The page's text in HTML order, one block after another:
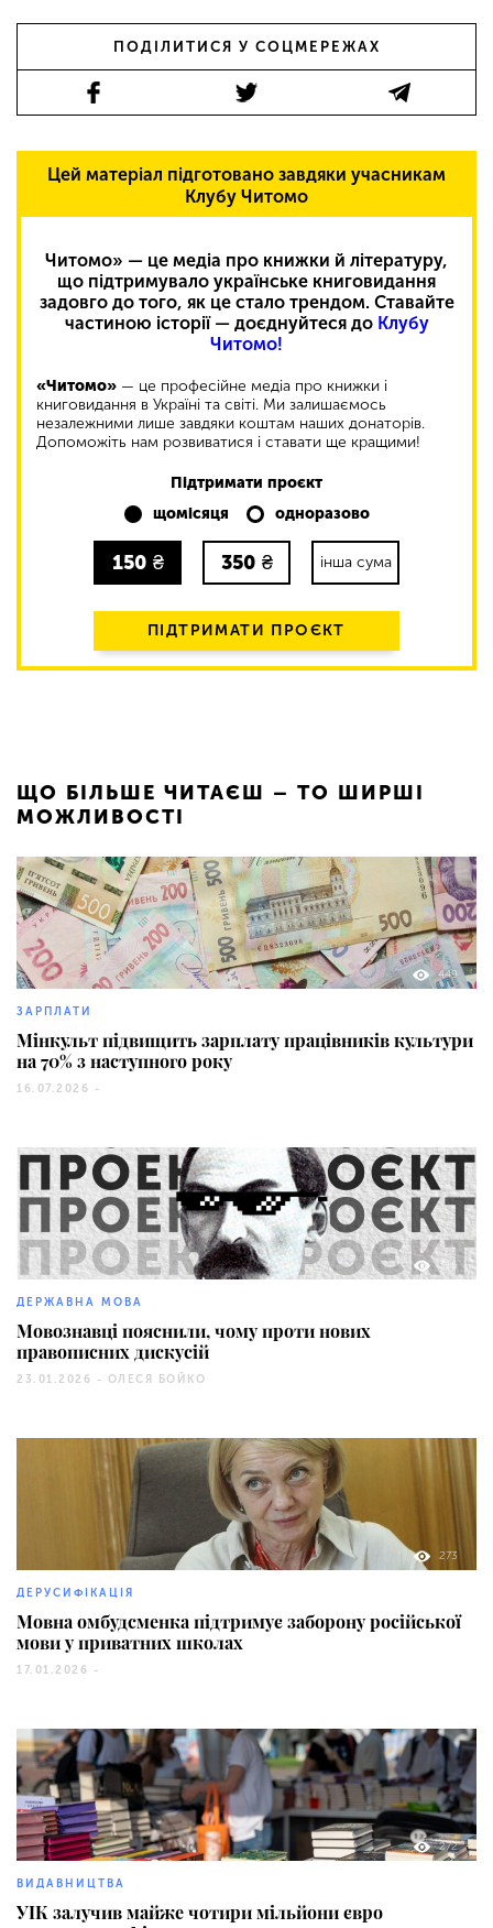
ПОДІЛИТИСЯ У СОЦМЕРЕЖАХ
Цей матеріал підготовано завдяки учасникам
Клубу Читомо
Читомо» — це медіа про книжки й літературу,
що підтримувало українське книговидання
задовго до того, як це стало трендом. Ставайте
частиною історії — доєднуйтеся до Клубу
Читомо!
«Читомо» — це професійне медіа про книжки і
книговидання в Україні та світі. Ми залишаємось
незалежними лише завдяки коштам наших донаторів.
Допоможіть нам розвиватися і ставати ще кращими!
Підтримати проєкт
щомісяця
одноразово
150 ₴ 350 ₴ інша сума
ПІДТРИМАТИ ПРОЄКТ
ЩО БІЛЬШЕ ЧИТАЄШ – ТО ШИРШІ
МОЖЛИВОСТІ
449
ЗАРПЛАТИ
Мінкульт підвищить зарплату працівників культури
на 70% з наступного року
16.07.2026 -
316
ДЕРЖАВНА МОВА
Мовознавці пояснили, чому проти нових
правописних дискусій
23.01.2026 - ОЛЕСЯ БОЙКО
273
ДЕРУСИФІКАЦІЯ
Мовна омбудсменка підтримує заборону російської
мови у приватних школах
17.01.2026 -
272
ВИДАВНИЦТВА
УІК залучив майже чотири мільйони євро